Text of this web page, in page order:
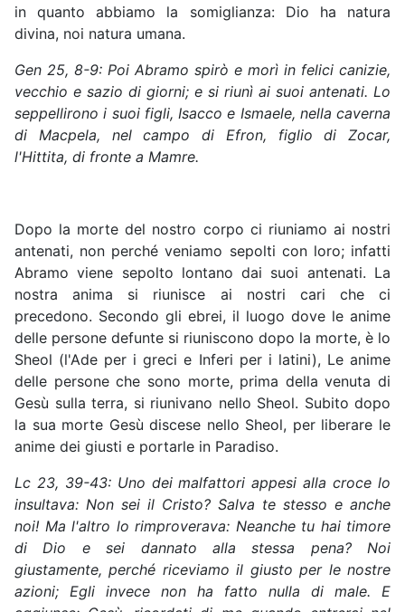
in quanto abbiamo la somiglianza: Dio ha natura
divina, noi natura umana.
Gen 25, 8-9: Poi Abramo spirò e morì in felici canizie,
vecchio e sazio di giorni; e si riunì ai suoi antenati. Lo
seppellirono i suoi figli, Isacco e Ismaele, nella caverna
di Macpela, nel campo di Efron, figlio di Zocar,
l'Hittita, di fronte a Mamre.
Dopo la morte del nostro corpo ci riuniamo ai nostri
antenati, non perché veniamo sepolti con loro; infatti
Abramo viene sepolto lontano dai suoi antenati. La
nostra anima si riunisce ai nostri cari che ci
precedono. Secondo gli ebrei, il luogo dove le anime
delle persone defunte si riuniscono dopo la morte, è lo
Sheol (l'Ade per i greci e Inferi per i latini), Le anime
delle persone che sono morte, prima della venuta di
Gesù sulla terra, si riunivano nello Sheol. Subito dopo
la sua morte Gesù discese nello Sheol, per liberare le
anime dei giusti e portarle in Paradiso.
Lc 23, 39-43: Uno dei malfattori appesi alla croce lo
insultava: Non sei il Cristo? Salva te stesso e anche
noi! Ma l'altro lo rimproverava: Neanche tu hai timore
di Dio e sei dannato alla stessa pena? Noi
giustamente, perché riceviamo il giusto per le nostre
azioni; Egli invece non ha fatto nulla di male. E